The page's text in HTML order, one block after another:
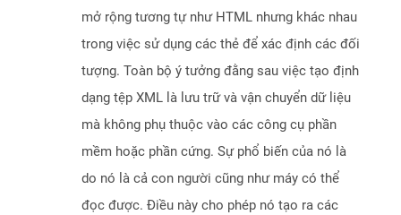
mở rộng tương tự như HTML nhưng khác nhau
trong việc sử dụng các thẻ để xác định các đối
tượng. Toàn bộ ý tưởng đằng sau việc tạo định
dạng tệp XML là lưu trữ và vận chuyển dữ liệu
mà không phụ thuộc vào các công cụ phần
mềm hoặc phần cứng. Sự phổ biến của nó là
do nó là cả con người cũng như máy có thể
đọc được. Điều này cho phép nó tạo ra các